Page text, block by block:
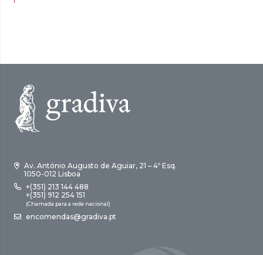
Av. António Augusto de Aguiar, 21 – 4º Esq.
1050-012 Lisboa
+(351) 213 144 488
+(351) 912 254 151
(Chamada para a rede nacional)
encomendas@gradiva.pt